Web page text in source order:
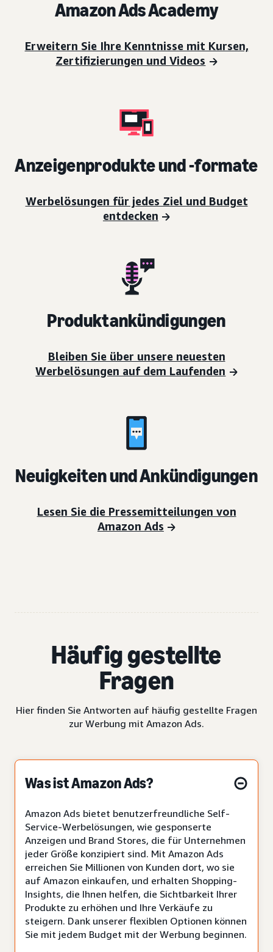
Amazon Ads Academy
Erweitern Sie Ihre Kenntnisse mit Kursen,
Zertifizierungen und Videos
Anzeigenprodukte und -formate
Werbelösungen für jedes Ziel und Budget
entdecken
Produktankündigungen
Bleiben Sie über unsere neuesten
Werbelösungen auf dem Laufenden
Neuigkeiten und Ankündigungen
Lesen Sie die Pressemitteilungen von
Amazon Ads
Häufig gestellte
Fragen
Hier finden Sie Antworten auf häufig gestellte Fragen
zur Werbung mit Amazon Ads.
Was ist Amazon Ads?
Amazon Ads bietet benutzerfreundliche Self-
Service-Werbelösungen, wie gesponserte
Anzeigen und Brand Stores, die für Unternehmen
jeder Größe konzipiert sind. Mit Amazon Ads
erreichen Sie Millionen von Kunden dort, wo sie
auf Amazon einkaufen, und erhalten Shopping-
Insights, die Ihnen helfen, die Sichtbarkeit Ihrer
Produkte zu erhöhen und Ihre Verkäufe zu
steigern. Dank unserer flexiblen Optionen können
Sie mit jedem Budget mit der Werbung beginnen.